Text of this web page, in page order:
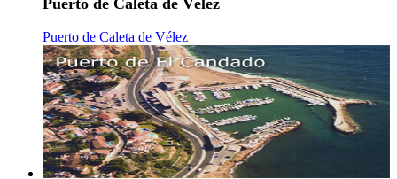
Puerto de Caleta de Vélez
Puerto de Caleta de Vélez